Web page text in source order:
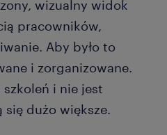
wizualny widok
pracowników,
Aby było to
i zorganizowane.
i nie jest
dużo większe.